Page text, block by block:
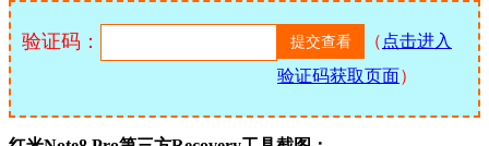
验证码： （ 点击进入
验证码获取页面）